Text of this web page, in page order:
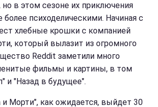
но в этом сезоне их приключения
более психоделическими. Начиная с
хлебные крошки с компанией
который вылазит из огромного
Reddit заметили много
фильмы и картины, в том
и "Назад в будущее".
и Морти", как ожидается, выйдет 30